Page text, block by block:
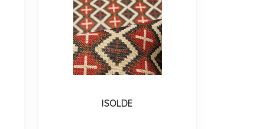
ISOLDE